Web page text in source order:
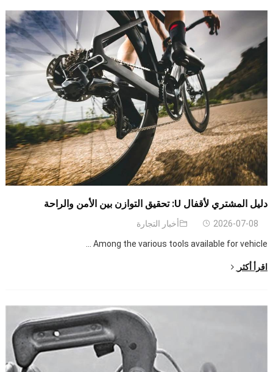
دليل المشتري لأقفال U: تحقيق التوازن بين الأمن والراحة
2026-07-08 أخبار التجارة
Among the various tools available for vehicle
...
اقرأ أكثر